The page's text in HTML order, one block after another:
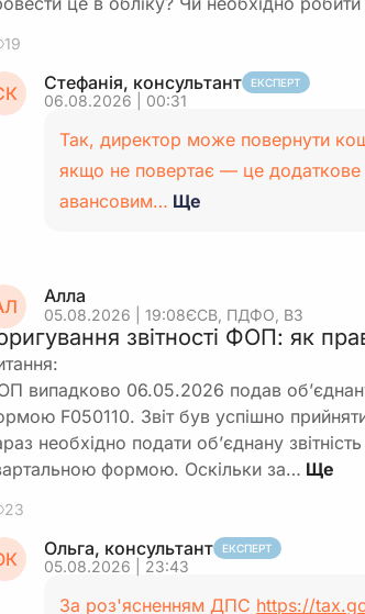
19
Стефанія, консультант ЕКСПЕРТ
06.08.2026 | 00:31
Так, директор може повернути
якщо не повертає — це
авансовим… Ще
Алла
05.08.2026 | 19:08ЄСВ, ПДФО, ВЗ
звітності ФОП: як
випадково 06.05.2026 подав об’єднану
F050110. Звіт був успішно
необхідно подати об’єднану
формою. Оскільки за…
23
Ольга, консультант ЕКСПЕРТ
05.08.2026 | 23:43
За роз'ясненням ДПС https://